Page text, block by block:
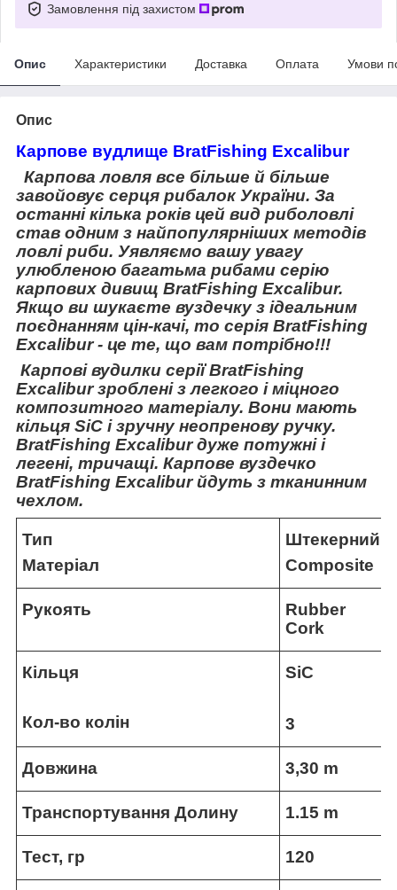
Замовлення під захистом
Опис Характеристики Доставка Оплата Умови
Опис
Карпове вудлище BratFishing Excalibur
Карпова ловля все більше й більше
завойовує серця рибалок України. За
останні кілька років цей вид риболовлі
став одним з найпопулярніших методів
ловлі риби. Уявляємо вашу увагу
улюбленою багатьма рибами серію
карпових дивищ BratFishing Excalibur.
Якщо ви шукаєте вуздечку з ідеальним
поєднанням цін-качі, то серія BratFishing
Excalibur - це те, що вам потрібно!!!
Карпові вудилки серії BratFishing
Excalibur зроблені з легкого і міцного
композитного матеріалу. Вони мають
кільця SiC і зручну неопренову ручку.
BratFishing Excalibur дуже потужні і
легені, тричащі. Карпове вуздечко
BratFishing Excalibur йдуть з тканинним
чехлом.
Тип
Матеріал
Штекерний
Composite
Рукоять
Rubber
Cork
Кільця
Кол-во колін
SiC
3
Довжина 3,30 m
Транспортування Долину 1.15 m
Тест, гр 120